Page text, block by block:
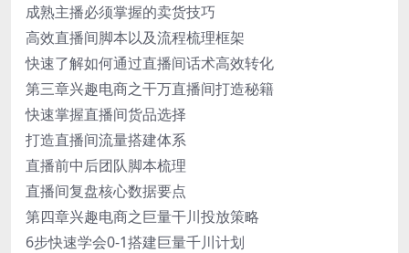
成熟主播必须掌握的卖货技巧
高效直播间脚本以及流程梳理框架
快速了解如何通过直播间话术高效转化
第三章兴趣电商之干万直播间打造秘籍
快速掌握直播间货品选择
打造直播间流量搭建体系
直播前中后团队脚本梳理
直播间复盘核心数据要点
第四章兴趣电商之巨量干川投放策略
6步快速学会0-1搭建巨量千川计划